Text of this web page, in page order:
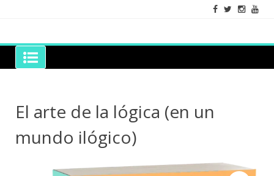
Grano de Sal
Libros para mantener viva la duda razonable
El arte de la lógica (en un
mundo ilógico)